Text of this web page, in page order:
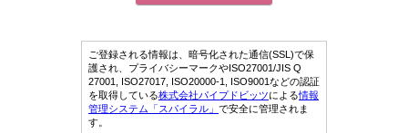
ご登録される情報は、暗号化された通信(SSL)で保
護され、プライバシーマークやISO27001/JIS Q
27001, ISO27017, ISO20000-1, ISO9001などの認証
を取得している株式会社パイプドビッツによる情報
管理システム「スパイラル」 で安全に管理されま
す。